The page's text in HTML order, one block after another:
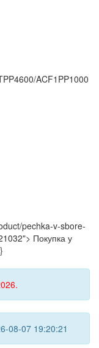
ACF1PP1000
pechka-v-sbore-
Покупка у
08-07 19:20:21